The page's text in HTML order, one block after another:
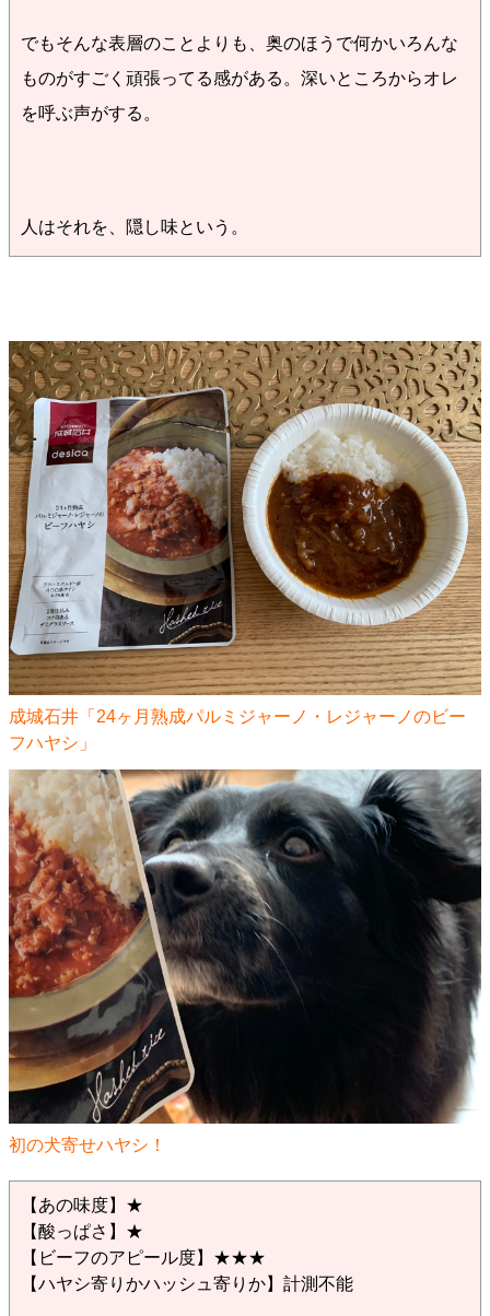
でもそんな表層のことよりも、奥のほうで何かいろんな
ものがすごく頑張ってる感がある。深いところからオレ
を呼ぶ声がする。
人はそれを、隠し味という。
成城石井「24ヶ月熟成パルミジャーノ・レジャーノのビー
フハヤシ」
初の犬寄せハヤシ！
【あの味度】★
【酸っぱさ】★
【ビーフのアピール度】★★★
【ハヤシ寄りかハッシュ寄りか】計測不能